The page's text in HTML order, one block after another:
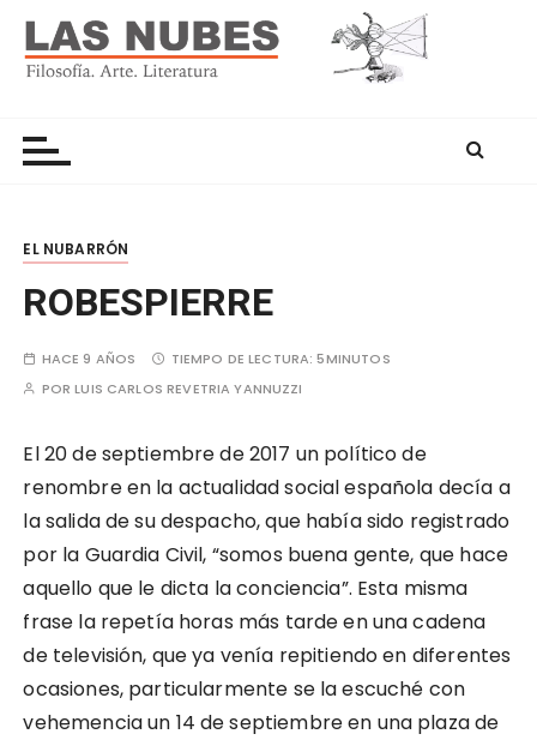
EL NUBARRÓN
ROBESPIERRE
HACE 9 AÑOS TIEMPO DE LECTURA:5MINUTOS
PORLUIS CARLOS REVETRIA YANNUZZI
El 20 de septiembre de 2017 un político de
renombre en la actualidad social española decía a
la salida de su despacho, que había sido registrado
por la Guardia Civil, “somos buena gente, que hace
aquello que le dicta la conciencia”. Esta misma
frase la repetía horas más tarde en una cadena
de televisión, que ya venía repitiendo en diferentes
ocasiones, particularmente se la escuché con
vehemencia un 14 de septiembre en una plaza de